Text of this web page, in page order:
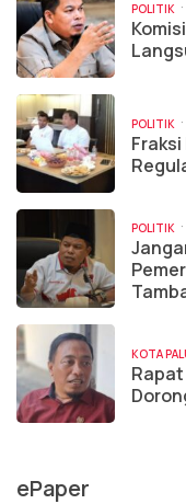
POLITIK
POLITIK
Fraksi
POLITIK
KOTA
Rapat
ePaper